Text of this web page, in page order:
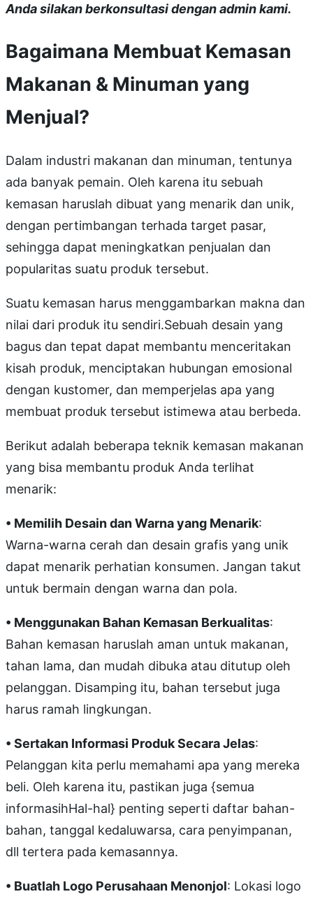
Anda silakan berkonsultasi dengan admin kami.
Bagaimana Membuat Kemasan
Makanan & Minuman yang
Menjual?
Dalam industri makanan dan minuman, tentunya
ada banyak pemain. Oleh karena itu sebuah
kemasan haruslah dibuat yang menarik dan unik,
dengan pertimbangan terhada target pasar,
sehingga dapat meningkatkan penjualan dan
popularitas suatu produk tersebut.
Suatu kemasan harus menggambarkan makna dan
nilai dari produk itu sendiri.Sebuah desain yang
bagus dan tepat dapat membantu menceritakan
kisah produk, menciptakan hubungan emosional
dengan kustomer, dan memperjelas apa yang
membuat produk tersebut istimewa atau berbeda.
Berikut adalah beberapa teknik kemasan makanan
yang bisa membantu produk Anda terlihat
menarik:
• Memilih Desain dan Warna yang Menarik:
Warna-warna cerah dan desain grafis yang unik
dapat menarik perhatian konsumen. Jangan takut
untuk bermain dengan warna dan pola.
• Menggunakan Bahan Kemasan Berkualitas:
Bahan kemasan haruslah aman untuk makanan,
tahan lama, dan mudah dibuka atau ditutup oleh
pelanggan. Disamping itu, bahan tersebut juga
harus ramah lingkungan.
• Sertakan Informasi Produk Secara Jelas:
Pelanggan kita perlu memahami apa yang mereka
beli. Oleh karena itu, pastikan juga {semua
informasihHal-hal} penting seperti daftar bahan-
bahan, tanggal kedaluwarsa, cara penyimpanan,
dll tertera pada kemasannya.
• Buatlah Logo Perusahaan Menonjol: Lokasi logo